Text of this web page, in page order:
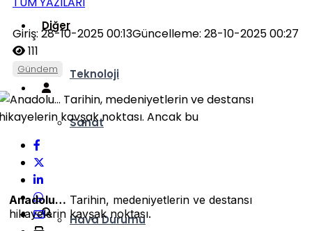
Diğer
Teknoloji
Sanat
Hava Durumu
Giriş: 28-10-2025 00:13Güncelleme: 28-10-2025 00:27
111
Gündem
Anadolu… Tarihin, medeniyetlerin ve destansı
hikayelerin kavşak noktası.